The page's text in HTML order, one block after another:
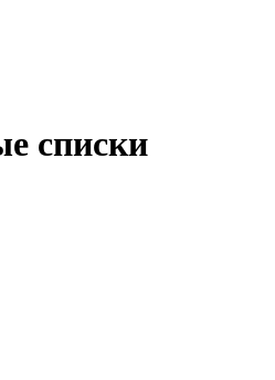
списки